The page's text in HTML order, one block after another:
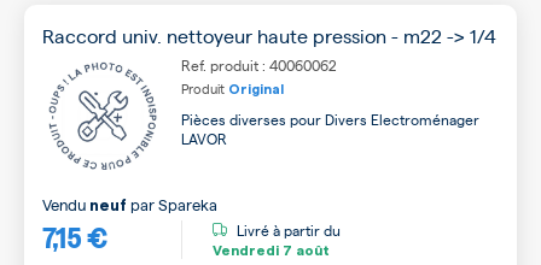
Raccord univ. nettoyeur haute pression - m22 -> 1/4
Ref. produit : 40060062
Produit Original
Pièces diverses pour Divers Electroménager
LAVOR
7,15 €
Vendu neuf parSpareka
Livré à partir du
Vendredi 7 août